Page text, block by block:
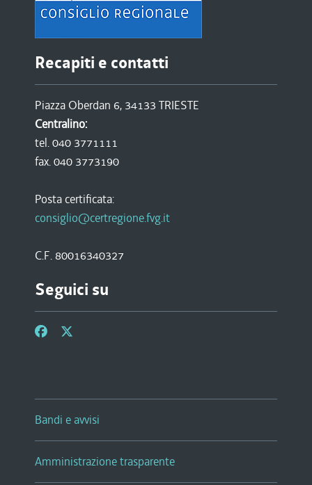
Recapiti e contatti
Piazza Oberdan 6, 34133 TRIESTE
Centralino:
tel. 040 3771111
fax. 040 3773190
Posta certificata:
consiglio@certregione.fvg.it
C.F. 80016340327
Seguici su
Bandi e avvisi
Amministrazione trasparente